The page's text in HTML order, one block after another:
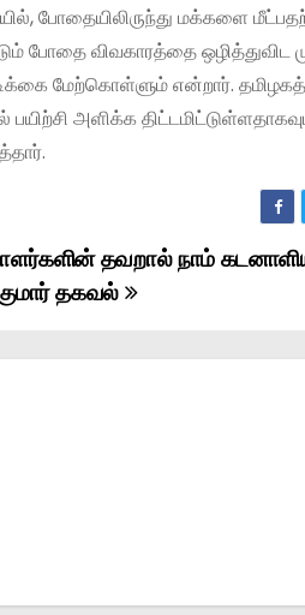
போதையிலிருந்து மக்களை
போதை விவகாரத்தை ஒழித்துவிட
மேற்கொள்ளும் என்றார்.
அளிக்க
தவறால் நாம்
தகவல்